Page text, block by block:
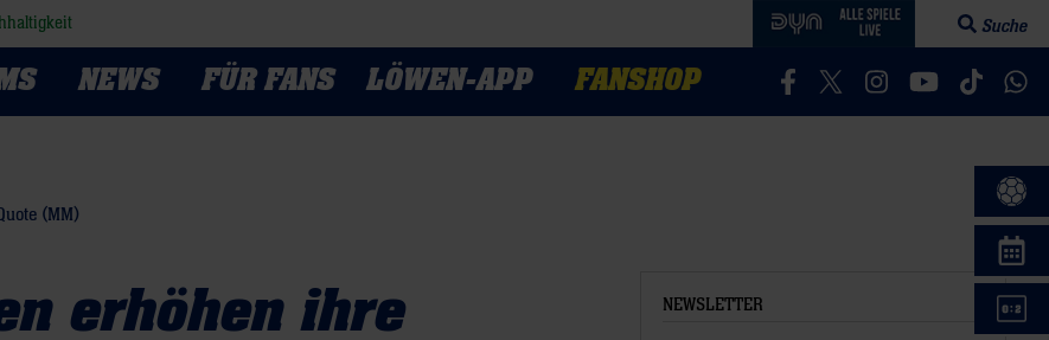
Suchfeld
Suche
NEWS FÜR FANS LÖWEN-APP FANSHOP Besucht uns auf Facebook
Besucht uns auf Twitter
Besucht uns auf
Besucht uns
Besucht
(MM)
erhöhen ihre
NEWSLETTER